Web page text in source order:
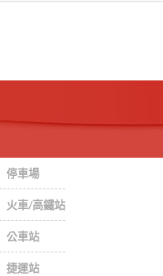
停車場
火車/高鐵站
公車站
捷運站